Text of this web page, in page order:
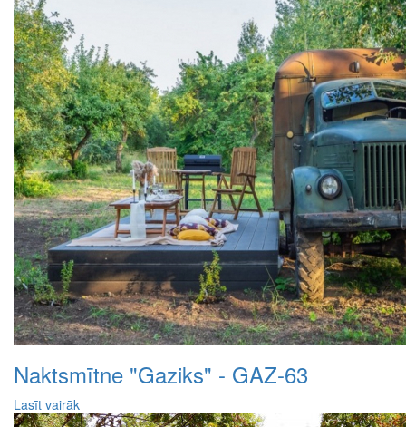
Naktsmītne "Gaziks" - GAZ-63
Lasīt vairāk